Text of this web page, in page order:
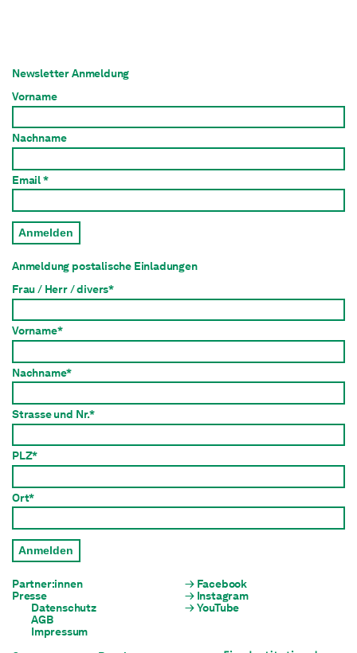
Newsletter Anmeldung
Vorname
Nachname
Email *
Anmelden
Anmeldung postalische Einladungen
Frau / Herr / divers*
Vorname*
Nachname*
Strasse und Nr.*
PLZ*
Ort*
Anmelden
Partner:innen
Presse
Datenschutz
AGB
Impressum
Facebook
Instagram
YouTube